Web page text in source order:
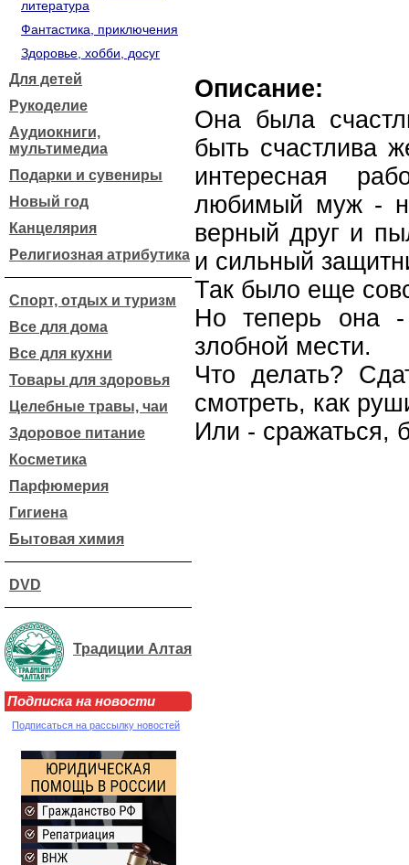
литература
Фантастика, приключения
Здоровье, хобби, досуг
Для детей
Рукоделие
Аудиокниги,
мультимедиа
Подарки и сувениры
Новый год
Канцелярия
Религиозная атрибутика
Спорт, отдых и туризм
Все для дома
Все для кухни
Товары для здоровья
Целебные травы, чаи
Здоровое питание
Косметика
Парфюмерия
Гигиена
Бытовая химия
DVD
Традиции Алтая
Подписка на новости
Подписаться на рассылку новостей
Описание:
Она была
быть счастлива
интересная
любимый муж -
верный друг и
и сильный
Так было еще
Но теперь она -
злобной мести.
Что делать?
смотреть, как
Или - сражаться,